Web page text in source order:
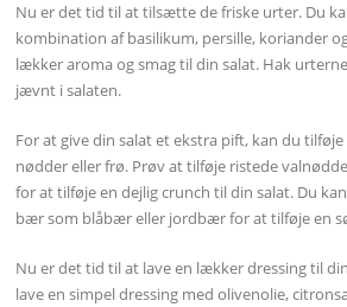
Nu er det tid til at tilsætte de friske urter. Du
kombination af basilikum, persille, koriander
lækker aroma og smag til din salat. Hak
jævnt i salaten.
For at give din salat et ekstra pift, kan du
nødder eller frø. Prøv at tilføje ristede
for at tilføje en dejlig crunch til din salat. Du
bær som blåbær eller jordbær for at tilføje en
Nu er det tid til at lave en lækker dressing til
lave en simpel dressing med olivenolie,